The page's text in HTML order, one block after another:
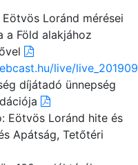
Loránd mérései
a Föld alakjához
live/
díjátadó ünnepség
Eötvös Loránd hite és
Apátság, Tetőtéri